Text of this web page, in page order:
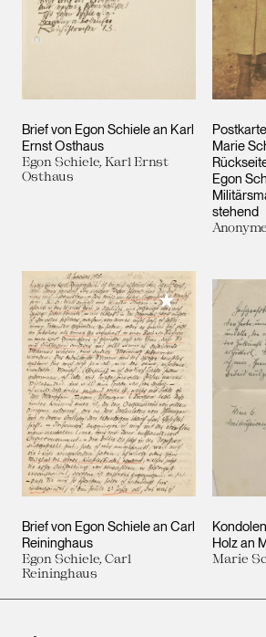
Brief von Egon Schiele an Karl
Ernst Osthaus
Egon Schiele, Karl Ernst
Osthaus
Marie
Egon
stehend
Brief von Egon Schiele an Carl
Reininghaus
Egon Schiele, Carl
Reininghaus
Meiner
Holz an
Marie